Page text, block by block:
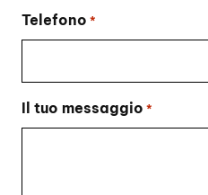
Telefono *
Il tuo messaggio *